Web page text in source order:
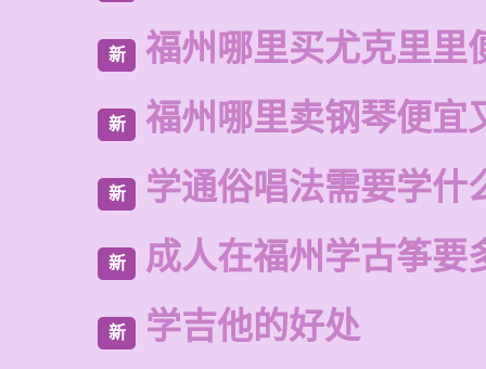
新 福州哪里买尤克里里
新 福州哪里卖钢琴便宜
新 学通俗唱法需要学什
新 成人在福州学古筝要
新 学吉他的好处